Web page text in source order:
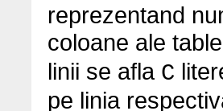
reprezentand
coloane ale
linii se afla C
pe linia